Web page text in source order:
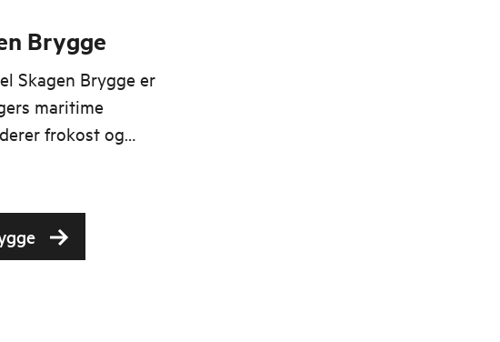
Brygge
Skagen Brygge er
maritime
frokost og